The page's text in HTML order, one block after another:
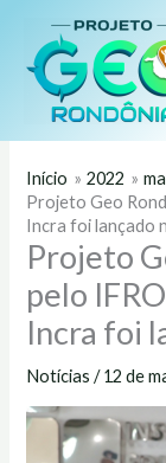
conteúdo
Início 2022
Projeto Geo
Incra foi lançado
Projeto
pelo
Incra foi
Notícias /12 de